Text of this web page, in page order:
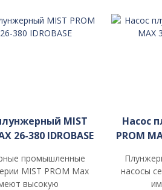
MIST
26-380 IDROBASE
промышленные
MIST PROM Max
высокую
Насос
PROM
насосы